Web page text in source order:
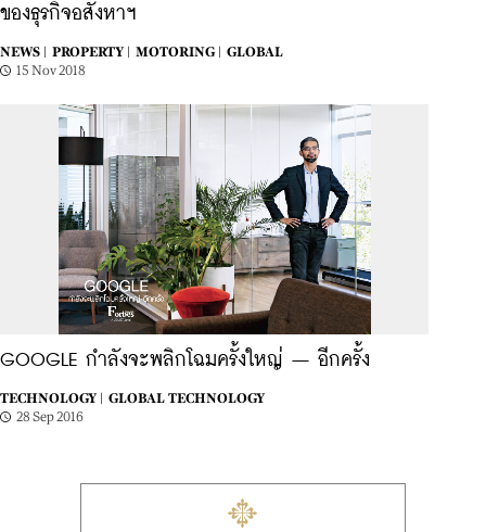
ของธุรกิจอสังหาฯ
NEWS | PROPERTY | MOTORING |
GLOBAL
15 Nov 2018
GOOGLE กำลังจะพลิกโฉมครั้งใหญ่ – อีกครั้ง
TECHNOLOGY |
GLOBAL TECHNOLOGY
28 Sep 2016